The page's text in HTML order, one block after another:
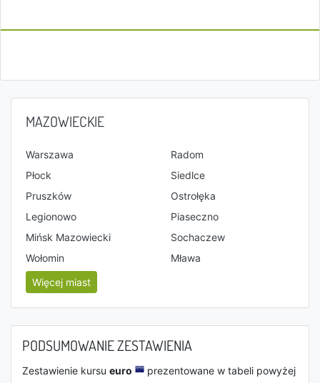
MAZOWIECKIE
Warszawa
Radom
Płock
Siedlce
Pruszków
Ostrołęka
Legionowo
Piaseczno
Mińsk Mazowiecki
Sochaczew
Wołomin
Mława
Więcej miast
PODSUMOWANIE ZESTAWIENIA
Zestawienie kursu euro
prezentowane w tabeli powyżej